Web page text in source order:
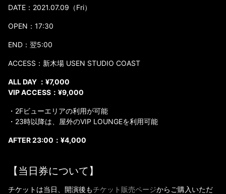
DATE：2021.07.09（Fri）
OPEN：17:30
END：翌5:00
ACCESS：新木場 USEN STUDIO COAST
ALL DAY ：¥7,000
VIP ACCESS：¥9,000
・2Fビューエリアの利用が可能
・23時以降は、屋外のVIP LOUNGEを利用可能
AFTER 23:00：¥4,000
【当日券について】
チケットは当日、開演後もチケット販売ページからご購入いただ